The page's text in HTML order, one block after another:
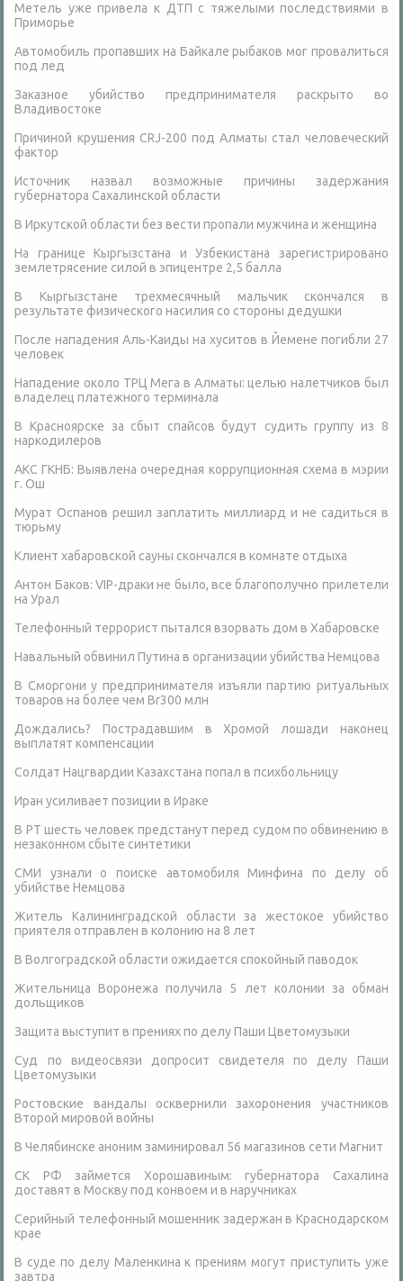
Метель уже привела к ДТП с тяжелыми последствиями в
Приморье
Автомобиль пропавших на Байкале рыбаков мог провалиться
под лед
Заказное убийство предпринимателя раскрыто во
Владивостоке
Причиной крушения CRJ-200 под Алматы стал человеческий
фактор
Источник назвал возможные причины задержания
губернатора Сахалинской области
В Иркутской области без вести пропали мужчина и женщина
На границе Кыргызстана и Узбекистана зарегистрировано
землетрясение силой в эпицентре 2,5 балла
В Кыргызстане трехмесячный мальчик скончался в
результате физического насилия со стороны дедушки
После нападения Аль-Каиды на хуситов в Йемене погибли 27
человек
Нападение около ТРЦ Мега в Алматы: целью налетчиков был
владелец платежного терминала
В Красноярске за сбыт спайсов будут судить группу из 8
наркодилеров
АКС ГКНБ: Выявлена очередная коррупционная схема в мэрии
г. Ош
Мурат Оспанов решил заплатить миллиард и не садиться в
тюрьму
Клиент хабаровской сауны скончался в комнате отдыха
Антон Баков: VIP-драки не было, все благополучно прилетели
на Урал
Телефонный террорист пытался взорвать дом в Хабаровске
Навальный обвинил Путина в организации убийства Немцова
В Сморгони у предпринимателя изъяли партию ритуальных
товаров на более чем Br300 млн
Дождались? Пострадавшим в Хромой лошади наконец
выплатят компенсации
Солдат Нацгвардии Казахстана попал в психбольницу
Иран усиливает позиции в Ираке
В РТ шесть человек предстанут перед судом по обвинению в
незаконном сбыте синтетики
СМИ узнали о поиске автомобиля Минфина по делу об
убийстве Немцова
Житель Калининградской области за жестокое убийство
приятеля отправлен в колонию на 8 лет
В Волгоградской области ожидается спокойный паводок
Жительница Воронежа получила 5 лет колонии за обман
дольщиков
Защита выступит в прениях по делу Паши Цветомузыки
Суд по видеосвязи допросит свидетеля по делу Паши
Цветомузыки
Ростовские вандалы осквернили захоронения участников
Второй мировой войны
В Челябинске аноним заминировал 56 магазинов сети Магнит
СК РФ займется Хорошавиным: губернатора Сахалина
доставят в Москву под конвоем и в наручниках
Серийный телефонный мошенник задержан в Краснодарском
крае
В суде по делу Маленкина к прениям могут приступить уже
завтра